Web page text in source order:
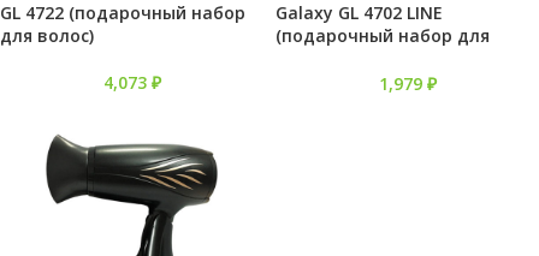
GL 4722 (подарочный набор
для волос)
4,073 ₽
Galaxy GL 4702 LINE
(подарочный набор для
1,979 ₽